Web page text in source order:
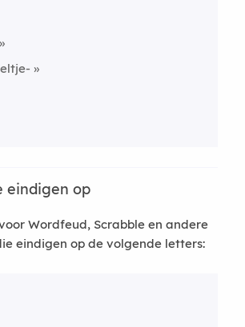
eindigen op
Wordfeud, Scrabble en andere
eindigen op de volgende letters: